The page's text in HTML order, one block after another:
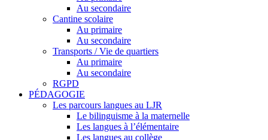
Au secondaire
Cantine scolaire
Au primaire
Au secondaire
Transports / Vie de quartiers
Au primaire
Au secondaire
RGPD
PÉDAGOGIE
Les parcours langues au LJR
Le bilinguisme à la maternelle
Les langues à l’élémentaire
Les langues au collège